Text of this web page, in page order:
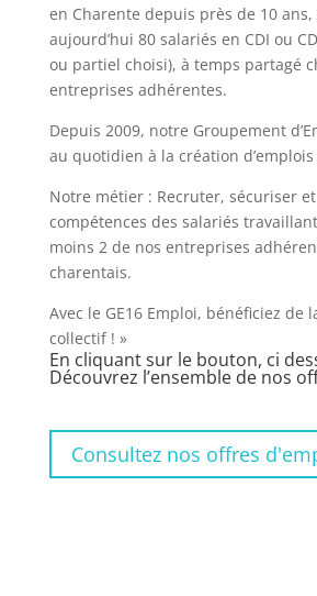
en Charente depuis près de 10
aujourd’hui 80 salariés en CDI ou
ou partiel choisi), à temps partagé
entreprises adhérentes.
Depuis 2009, notre Groupement
au quotidien à la création
Notre métier : Recruter, sécuriser
compétences des salariés
moins 2 de nos entreprises
charentais.
Avec le GE16 Emploi, bénéficiez de
collectif ! »
En cliquant sur le bouton, ci
Découvrez l’ensemble de nos
Consultez nos offres